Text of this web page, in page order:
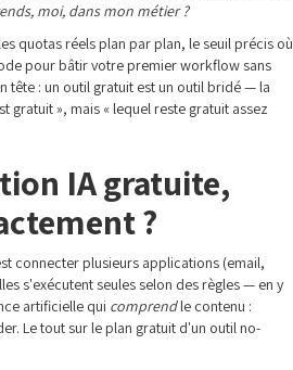
moi, dans mon métier ?
quotas réels plan par plan, le seuil précis où
pour bâtir votre premier workflow sans
tête : un outil gratuit est un outil bridé — la
gratuit », mais « lequel reste gratuit assez
IA gratuite,
?
connecter plusieurs applications (email,
s'exécutent seules selon des règles — en y
artificielle qui comprendle contenu :
Le tout sur le plan gratuit d'un outil no-